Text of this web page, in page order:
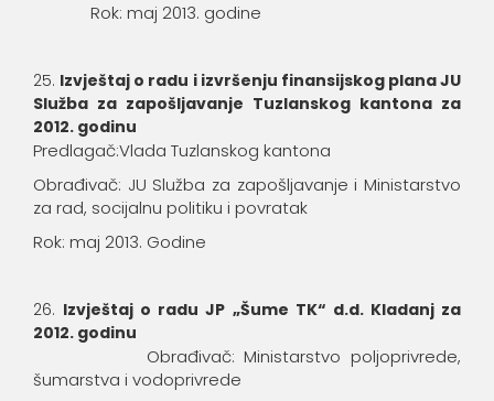
Rok: maj 2013. godine
Izvještaj o radu i izvršenju finansijskog plana JU
Služba za zapošljavanje Tuzlanskog kantona za
2012. godinu
Predlagač:Vlada Tuzlanskog kantona
Obrađivač: JU Služba za zapošljavanje i Ministarstvo
za rad, socijalnu politiku i povratak
Rok: maj 2013. Godine
Izvještaj o radu JP „Šume TK“ d.d. Kladanj za
2012. godinu
Obrađivač: Ministarstvo poljoprivrede,
šumarstva i vodoprivrede